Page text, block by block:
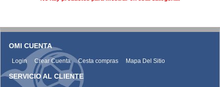
OMI CUENTA
Login Crear Cuenta Cesta compras Mapa Del Sitio
SERVICIO AL CLIENTE